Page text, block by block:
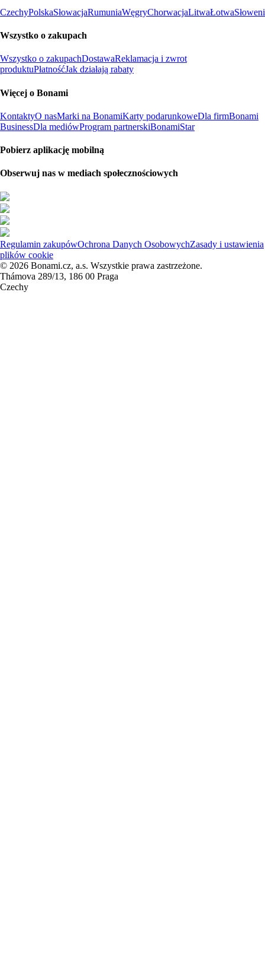
CzechyPolskaSłowacjaRumuniaWęgryChorwacjaLitwaŁotwa
Wszystko o zakupach
Wszystko o zakupachDostawaReklamacja i zwrot
produktuPłatnośćJak działają rabaty
Więcej o Bonami
KontaktyO nasMarki na BonamiKarty podarunkoweDla firmBonami
BusinessDla mediówProgram partnerskiBonamiStar
Pobierz aplikację mobilną
Obserwuj nas w mediach społecznościowych
Regulamin zakupówOchrona Danych OsobowychZasady i ustawienia
plików cookie
© 2026 Bonami.cz, a.s. Wszystkie prawa zastrzeżone.
Thámova 289/13, 186 00 Praga
Czechy